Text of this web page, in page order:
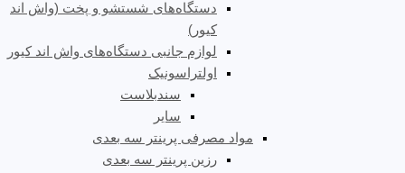
دستگاه‌های شستشو و پخت (واش اند
کیور)
لوازم جانبی دستگاه‌های واش اند کیور
اولتراسونیک
سندبلاست
سایر
مواد مصرفی پرینتر سه بعدی
رزین پرینتر سه بعدی